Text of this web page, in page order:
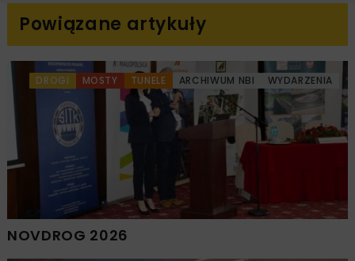
Powiązane artykuły
DROGI MOSTY TUNELE ARCHIWUM NBI WYDARZENIA
NOVDROG 2026